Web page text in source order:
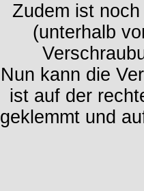
Zudem ist
(unterhalb
Nun kann die
ist auf der
geklemmt und